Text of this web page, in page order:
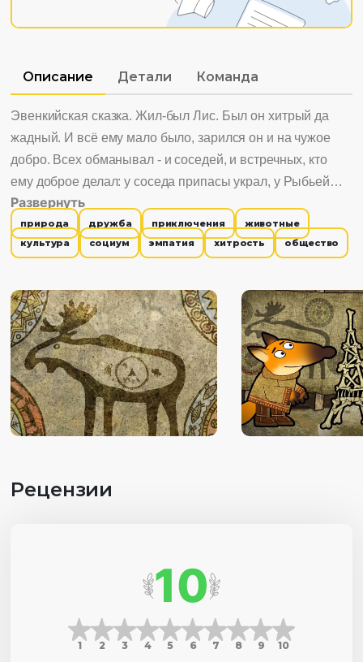
Описание Детали Команда
Эвенкийская сказка. Жил-был Лис. Был он хитрый да
жадный. И всё ему мало было, зарился он и на чужое
добро. Всех обманывал - и соседей, и встречных, кто
ему доброе делал: у соседа припасы украл, у Рыбьей
Матери - хвост золотой. Хотел и медведя, который его
обогрел-накормил, обмануть. Да только собрались все
обиженные и сами Лиса обхитрили - да так, что он
Развернуть
природа дружба приключения
животные
культура
социум эмпатия хитрость общество
Рецензии
10
1 2 3 4 5 6 7 8 9 10